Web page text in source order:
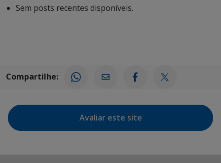
Sem posts recentes disponíveis.
Compartilhe:
Avaliar este site